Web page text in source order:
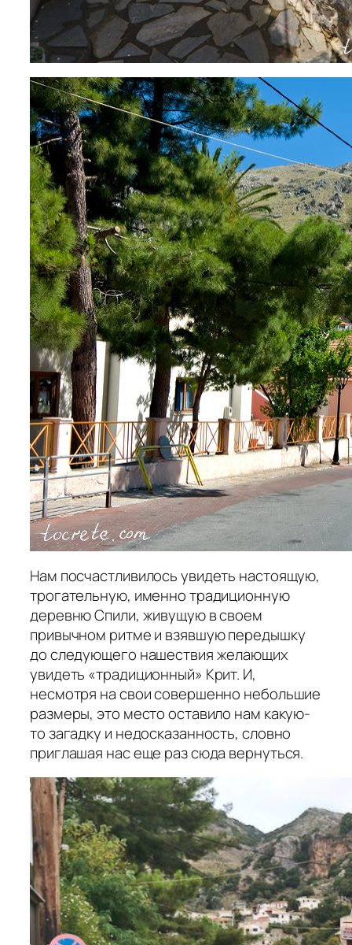
Нам посчастливилось увидеть настоящую,
трогательную, именно традиционную
деревню Спили, живущую в своем
привычном ритме и взявшую передышку
до следующего нашествия желающих
увидеть «традиционный» Крит. И,
несмотря на свои совершенно небольшие
размеры, это место оставило нам какую-
то загадку и недосказанность, словно
приглашая нас еще раз сюда вернуться.